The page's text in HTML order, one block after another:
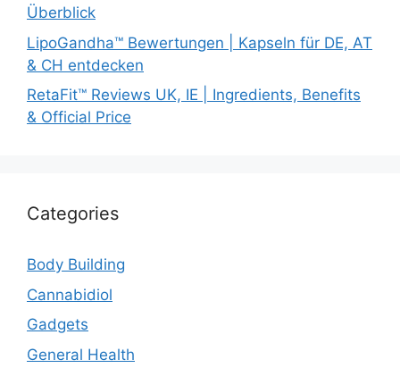
Überblick
LipoGandha™ Bewertungen | Kapseln für DE, AT
& CH entdecken
RetaFit™ Reviews UK, IE | Ingredients, Benefits
& Official Price
Categories
Body Building
Cannabidiol
Gadgets
General Health